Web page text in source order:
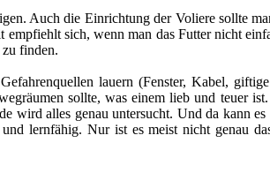
Auch die Einrichtung der Voliere sollte
sich, wenn man das Futter nicht
zu finden.
lauern (Fenster, Kabel,
sollte, was einem lieb und teuer
wird alles genau untersucht. Und da kann es
lernfähig. Nur ist es meist nicht genau